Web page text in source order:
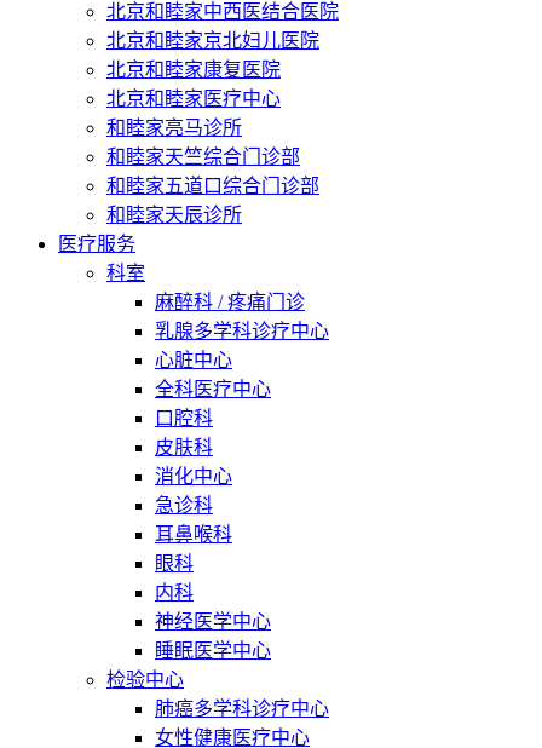
北京和睦家中西医结合医院
北京和睦家京北妇儿医院
北京和睦家康复医院
北京和睦家医疗中心
和睦家亮马诊所
和睦家天竺综合门诊部
和睦家五道口综合门诊部
和睦家天辰诊所
医疗服务
科室
麻醉科 / 疼痛门诊
乳腺多学科诊疗中心
心脏中心
全科医疗中心
口腔科
皮肤科
消化中心
急诊科
耳鼻喉科
眼科
内科
神经医学中心
睡眠医学中心
检验中心
肺癌多学科诊疗中心
女性健康医疗中心